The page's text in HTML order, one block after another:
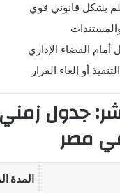
بشكل قانوني قوي
أمام القضاء الإداري
أو إلغاء القرار
جدول
مصر
المدة